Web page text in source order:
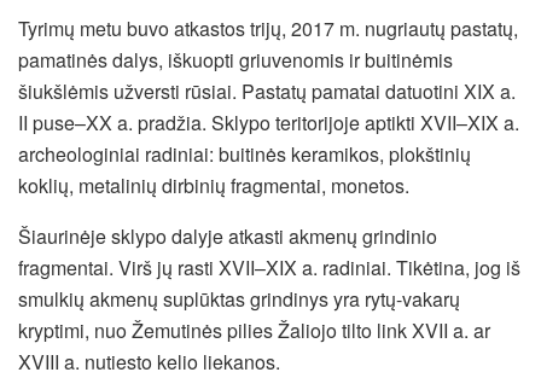
Tyrimų metu buvo atkastos trijų, 2017 m. nugriautų pastatų,
pamatinės dalys, iškuopti griuvenomis ir buitinėmis
šiukšlėmis užversti rūsiai. Pastatų pamatai datuotini XIX a.
II puse–XX a. pradžia. Sklypo teritorijoje aptikti XVII–XIX a.
archeologiniai radiniai: buitinės keramikos, plokštinių
koklių, metalinių dirbinių fragmentai, monetos.
Šiaurinėje sklypo dalyje atkasti akmenų grindinio
fragmentai. Virš jų rasti XVII–XIX a. radiniai. Tikėtina, jog iš
smulkių akmenų suplūktas grindinys yra rytų-vakarų
kryptimi, nuo Žemutinės pilies Žaliojo tilto link XVII a. ar
XVIII a. nutiesto kelio liekanos.